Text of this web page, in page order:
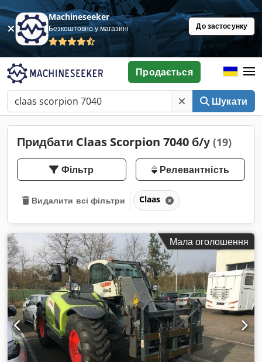
Machineseeker
Безкоштовно у магазині До застосунку
Шукати
Продається
Придбати Claas Scorpion 7040 б/у (19)
Фільтр Релевантність
Видалити всі фільтри Claas
Мала оголошення